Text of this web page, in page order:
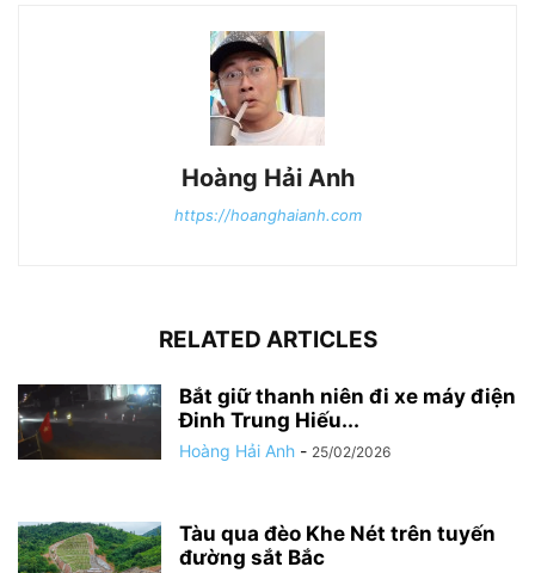
Hoàng Hải Anh
https://hoanghaianh.com
RELATED ARTICLES
Bắt giữ thanh niên đi xe máy điện
Đinh Trung Hiếu...
Hoàng Hải Anh - 25/02/2026
Tàu qua đèo Khe Nét trên tuyến
đường sắt Bắc